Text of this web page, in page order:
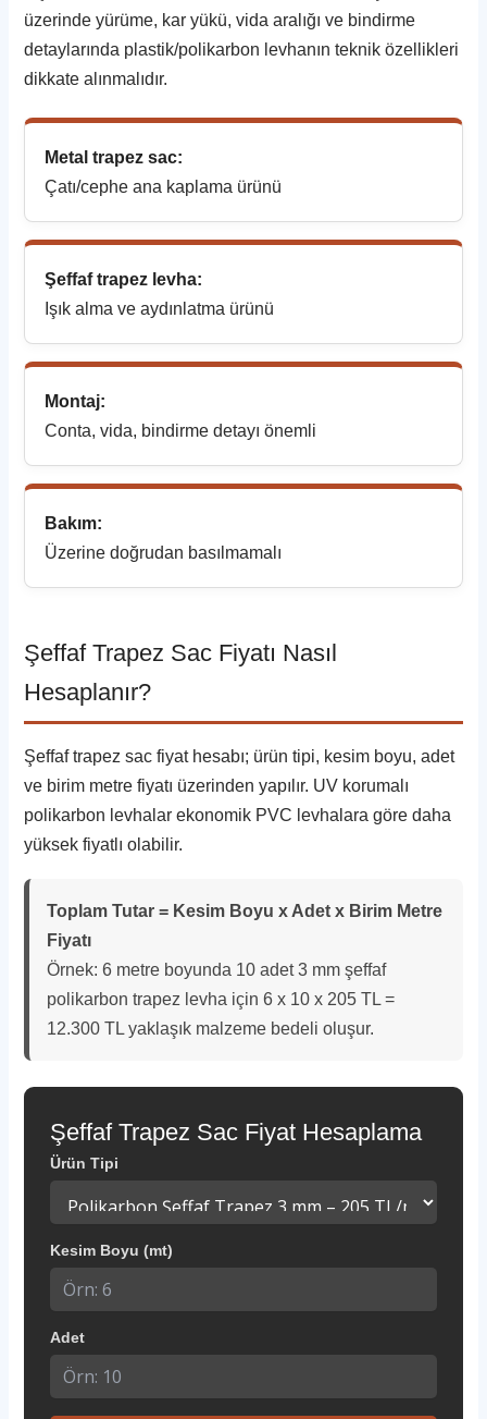
üzerinde yürüme, kar yükü, vida aralığı ve bindirme
detaylarında plastik/polikarbon levhanın teknik özellikleri
dikkate alınmalıdır.
Metal trapez sac:
Çatı/cephe ana kaplama ürünü
Şeffaf trapez levha:
Işık alma ve aydınlatma ürünü
Montaj:
Conta, vida, bindirme detayı önemli
Bakım:
Üzerine doğrudan basılmamalı
Şeffaf Trapez Sac Fiyatı Nasıl
Hesaplanır?
Şeffaf trapez sac fiyat hesabı; ürün tipi, kesim boyu, adet
ve birim metre fiyatı üzerinden yapılır. UV korumalı
polikarbon levhalar ekonomik PVC levhalara göre daha
yüksek fiyatlı olabilir.
Toplam Tutar = Kesim Boyu x Adet x Birim Metre
Fiyatı
Örnek: 6 metre boyunda 10 adet 3 mm şeffaf
polikarbon trapez levha için 6 x 10 x 205 TL =
12.300 TL yaklaşık malzeme bedeli oluşur.
Şeffaf Trapez Sac Fiyat Hesaplama
Ürün Tipi
Kesim Boyu (mt)
Adet